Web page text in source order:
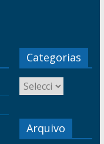
Categorias
Arquivo